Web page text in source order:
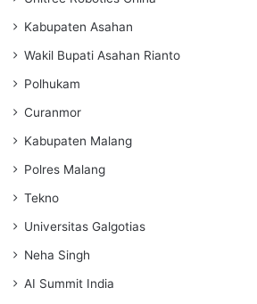
Kabupaten Asahan
Wakil Bupati Asahan Rianto
Polhukam
Curanmor
Kabupaten Malang
Polres Malang
Tekno
Universitas Galgotias
Neha Singh
AI Summit India